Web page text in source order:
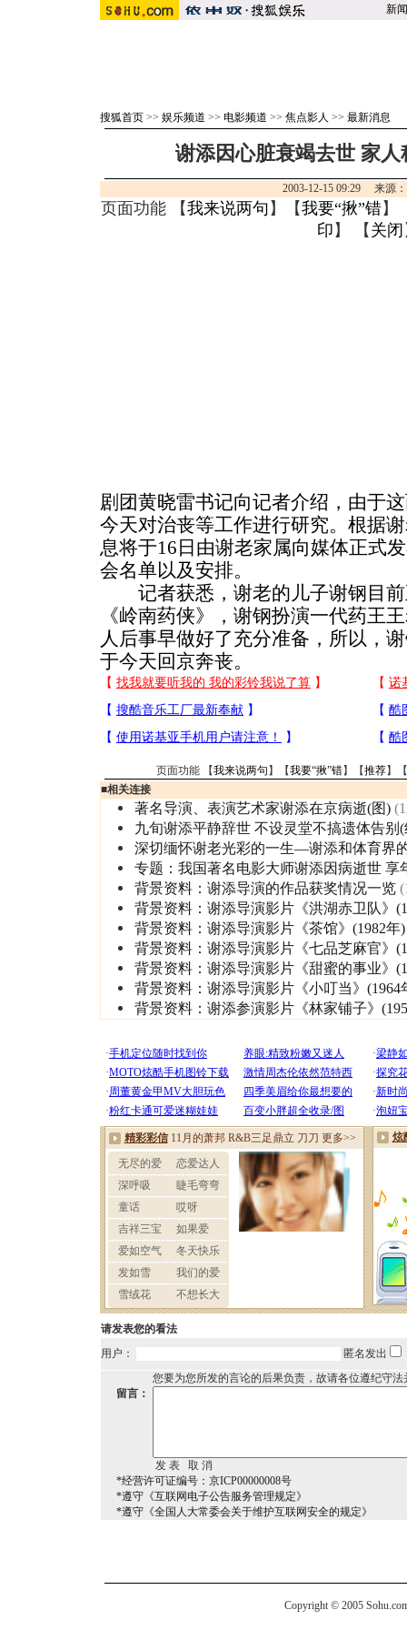
新闻
搜狐首页 >> 娱乐频道 >> 电影频道 >> 焦点影人 >> 最新消息
谢添因心脏衰竭去世 家
2003-12-15 09:29 来源
页面功能 【我来说两句 】【我要“揪”错】
印 】 【 关闭
剧团黄晓雷书记向记者介绍，由于
今天对治丧等工作进行研究。根据
息将于16日由谢老家属向媒体正式
会名单以及安排。
记者获悉，谢老的儿子谢钢目前
《岭南药侠》，谢钢扮演一代药王
人后事早做好了充分准备，所以，
于今天回京奔丧。
页面功能 【我来说两句 】【我要“揪”错】【推荐】
■相关连接
著名导演、表演艺术家谢添在京病逝(图)
九旬谢添平静辞世 不设灵堂不搞遗体告别
深切缅怀谢老光彩的一生—谢添和体育界
专题：我国著名电影大师谢添因病逝世 享
背景资料：谢添导演的作品获奖情况一览
背景资料：谢添导演影片《洪湖赤卫队》
背景资料：谢添导演影片《茶馆》(1982年)
背景资料：谢添导演影片《七品芝麻官》
背景资料：谢添导演影片《甜蜜的事业》
背景资料：谢添导演影片《小叮当》(1964
背景资料：谢添参演影片《林家铺子》
请发表您的看法
用户：
匿名发出
您要为您所发的言论的后果负责，故请各位遵纪守
留言：
*经营许可证编号：京ICP00000008号
*遵守《互联网电子公告服务管理规定》
*遵守《全国人大常委会关于维护互联网安全的规定》
Copyright © 2005